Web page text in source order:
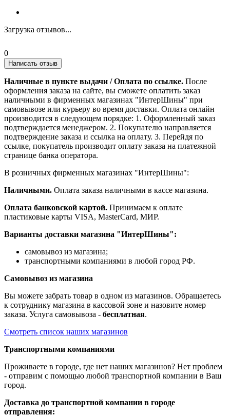
Загрузка отзывов...
0
Написать отзыв
Наличные в пункте выдачи / Оплата по ссылке. После
оформления заказа на сайте, вы сможете оплатить заказ
наличными в фирменных магазинах "ИнтерШины" при
самовывозе или курьеру во время доставки. Оплата онлайн
производится в следующем порядке: 1. Оформленный заказ
подтверждается менеджером. 2. Покупателю направляется
подтверждение заказа и ссылка на оплату. 3. Перейдя по
ссылке, покупатель производит оплату заказа на платежной
странице банка оператора.
В розничных фирменных магазинах "ИнтерШины":
Наличными. Оплата заказа наличными в кассе магазина.
Оплата банковской картой. Принимаем к оплате
пластиковые карты VISA, MasterCard, МИР.
Варианты доставки магазина "ИнтерШины":
самовывоз из магазина;
транспортными компаниями в любой город РФ.
Самовывоз из магазина
Вы можете забрать товар в одном из магазинов. Обращаетесь
к сотруднику магазина в кассовой зоне и назовите номер
заказа. Услуга самовывоза - бесплатная.
Смотреть список наших магазинов
Транспортными компаниями
Проживаете в городе, где нет наших магазинов? Нет проблем
- отправим с помощью любой транспортной компании в Ваш
город.
Доставка до транспортной компании в городе
отправления: